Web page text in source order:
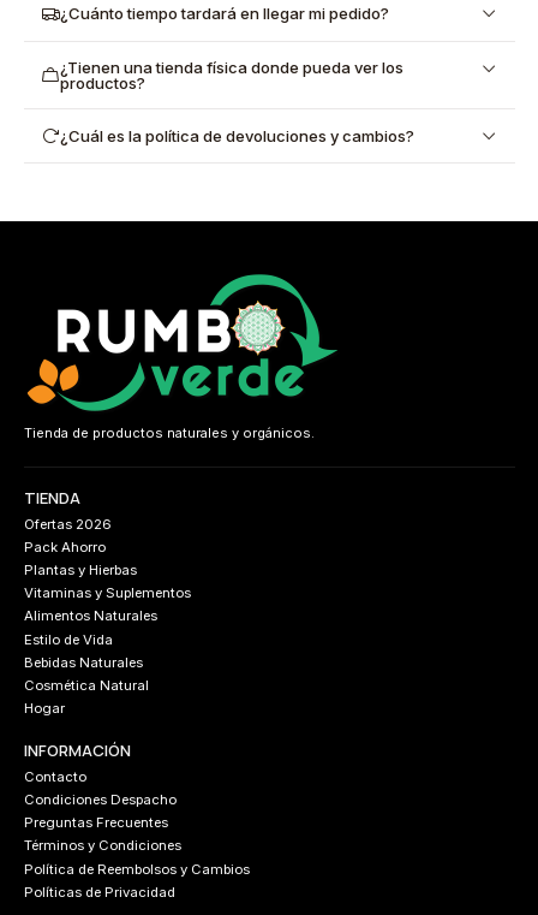
¿Cuánto tiempo tardará en llegar mi pedido?
¿Tienen una tienda física donde pueda ver los
productos?
¿Cuál es la política de devoluciones y cambios?
Tienda de productos naturales y orgánicos.
TIENDA
Ofertas 2026
Pack Ahorro
Plantas y Hierbas
Vitaminas y Suplementos
Alimentos Naturales
Estilo de Vida
Bebidas Naturales
Cosmética Natural
Hogar
INFORMACIÓN
Contacto
Condiciones Despacho
Preguntas Frecuentes
Términos y Condiciones
Política de Reembolsos y Cambios
Políticas de Privacidad